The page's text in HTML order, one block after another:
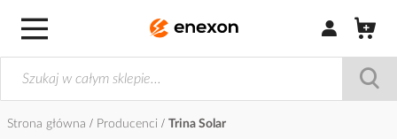
Zaloguj się /
Strona główna Producenci Trina Solar